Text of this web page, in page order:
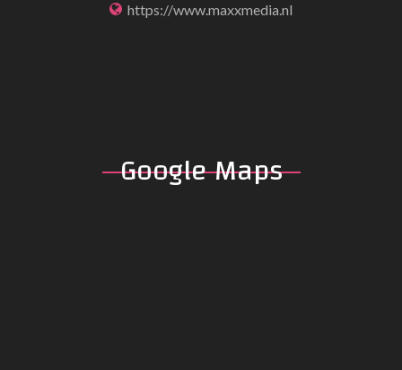
https://www.maxxmedia.nl
GoogleMaps